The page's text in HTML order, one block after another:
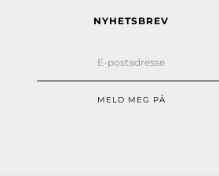
NYHETSBREV
MELD MEG PÅ